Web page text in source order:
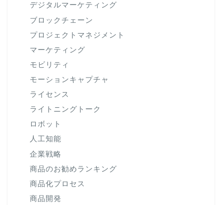
デジタルマーケティング
ブロックチェーン
プロジェクトマネジメント
マーケティング
モビリティ
モーションキャプチャ
ライセンス
ライトニングトーク
ロボット
人工知能
企業戦略
商品のお勧めランキング
商品化プロセス
商品開発